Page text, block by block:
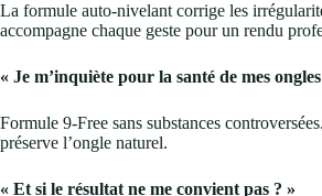
La formule auto-nivelant corrige les
accompagne chaque geste pour un rendu
« Je m’inquiète pour la santé de mes
Formule 9-Free sans substances
préserve l’ongle naturel.
« Et si le résultat ne me convient pas ? »